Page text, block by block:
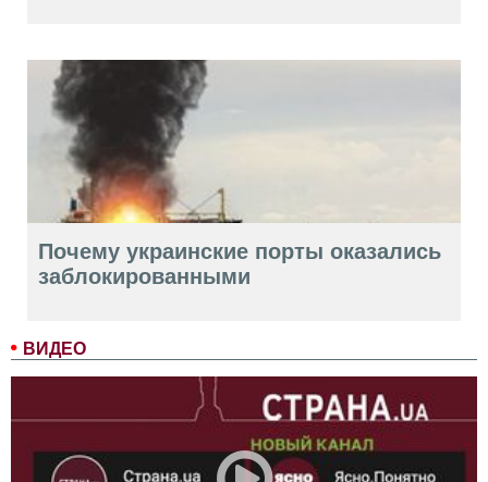
ВИДЕО
Почему украинские порты оказались
заблокированными